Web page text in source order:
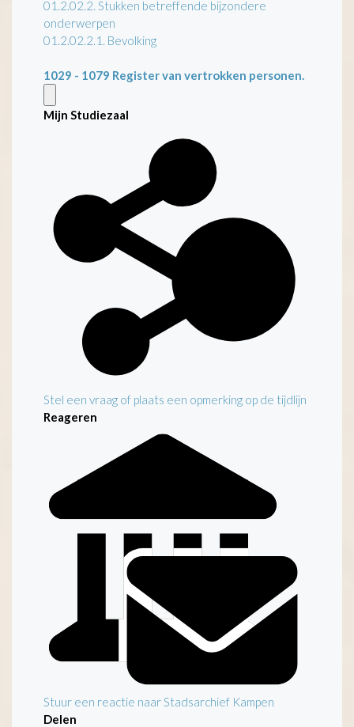
01.2.02.2. Stukken betreffende bijzondere
onderwerpen
01.2.02.2.1. Bevolking
1029 - 1079 Register van vertrokken personen.
Mijn Studiezaal
Stel een vraag of plaats een opmerking op de tijdlijn
Reageren
Stuur een reactie naar Stadsarchief Kampen
Delen